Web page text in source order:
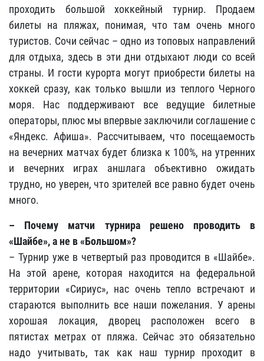
проходить большой хоккейный турнир. Продаем
билеты на пляжах, понимая, что там очень много
туристов. Сочи сейчас – одно из топовых направлений
для отдыха, здесь в эти дни отдыхают люди со всей
страны. И гости курорта могут приобрести билеты на
хоккей сразу, как только вышли из теплого Черного
моря. Нас поддерживают все ведущие билетные
операторы, плюс мы впервые заключили соглашение с
«Яндекс. Афиша». Рассчитываем, что посещаемость
на вечерних матчах будет близка к 100%, на утренних
и вечерних играх аншлага объективно ожидать
трудно, но уверен, что зрителей все равно будет очень
много.
– Почему матчи турнира решено проводить в
«Шайбе», а не в «Большом»?
– Турнир уже в четвертый раз проводится в «Шайбе».
На этой арене, которая находится на федеральной
территории «Сириус», нас очень тепло встречают и
стараются выполнить все наши пожелания. У арены
хорошая локация, дворец расположен всего в
пятистах метрах от пляжа. Сейчас это обязательно
надо учитывать, так как наш турнир проходит в